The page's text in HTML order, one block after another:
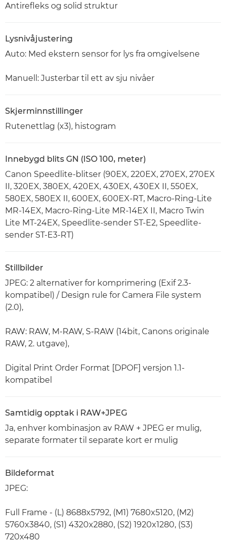
Antirefleks og solid struktur
Lysnivåjustering
Auto: Med ekstern sensor for lys fra omgivelsene
Manuell: Justerbar til ett av sju nivåer
Skjerminnstillinger
Rutenettlag (x3), histogram
Innebygd blits GN (ISO 100, meter)
Canon Speedlite-blitser (90EX, 220EX, 270EX, 270EX
II, 320EX, 380EX, 420EX, 430EX, 430EX II, 550EX,
580EX, 580EX II, 600EX, 600EX-RT, Macro-Ring-Lite
MR-14EX, Macro-Ring-Lite MR-14EX II, Macro Twin
Lite MT-24EX, Speedlite-sender ST-E2, Speedlite-
sender ST-E3-RT)
Stillbilder
JPEG: 2 alternativer for komprimering (Exif 2.3-
kompatibel) / Design rule for Camera File system
(2.0),
RAW: RAW, M-RAW, S-RAW (14bit, Canons originale
RAW, 2. utgave),
Digital Print Order Format [DPOF] versjon 1.1-
kompatibel
Samtidig opptak i RAW+JPEG
Ja, enhver kombinasjon av RAW + JPEG er mulig,
separate formater til separate kort er mulig
Bildeformat
JPEG:
Full Frame - (L) 8688x5792, (M1) 7680x5120, (M2)
5760x3840, (S1) 4320x2880, (S2) 1920x1280, (S3)
720x480